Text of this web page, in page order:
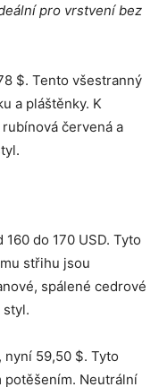
pro vrstvení bez
$. Tento všestranný
a pláštěnky. K
červená a
160 do 170 USD. Tyto
střihu jsou
spálené cedrové
styl.
nyní 59,50 $. Tyto
potěšením. Neutrální